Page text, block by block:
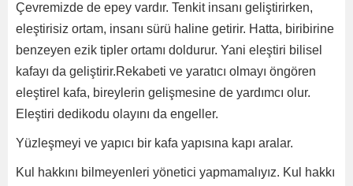
Çevremizde de epey vardır. Tenkit insanı geliştirirken,
eleştirisiz ortam, insanı sürü haline getirir. Hatta, biribirine
benzeyen ezik tipler ortamı doldurur. Yani eleştiri bilisel
kafayı da geliştirir.Rekabeti ve yaratıcı olmayı öngören
eleştirel kafa, bireylerin gelişmesine de yardımcı olur.
Eleştiri dedikodu olayını da engeller.
Yüzleşmeyi ve yapıcı bir kafa yapısına kapı aralar.
Kul hakkını bilmeyenleri yönetici yapmamalıyız. Kul hakkı